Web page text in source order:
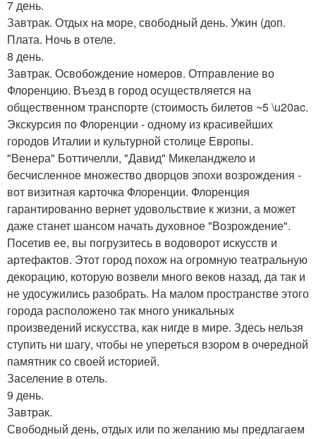
7 день.
Завтрак. Отдых на море, свободный день. Ужин (доп.
Плата. Ночь в отеле.
8 день.
Завтрак. Освобождение номеров. Отправление во
Флоренцию. Въезд в город осуществляется на
общественном транспорте (стоимость билетов ~5 \u20ac.
Экскурсия по Флоренции - одному из красивейших
городов Италии и культурной столице Европы.
"Венера" Боттичелли, "Давид" Микеланджело и
бесчисленное множество дворцов эпохи возрождения -
вот визитная карточка Флоренции. Флоренция
гарантированно вернет удовольствие к жизни, а может
даже станет шансом начать духовное "Возрождение".
Посетив ее, вы погрузитесь в водоворот искусств и
артефактов. Этот город похож на огромную театральную
декорацию, которую возвели много веков назад, да так и
не удосужились разобрать. На малом пространстве этого
города расположено так много уникальных
произведений искусства, как нигде в мире. Здесь нельзя
ступить ни шагу, чтобы не упереться взором в очередной
памятник со своей историей.
Заселение в отель.
9 день.
Завтрак.
Свободный день, отдых или по желанию мы предлагаем